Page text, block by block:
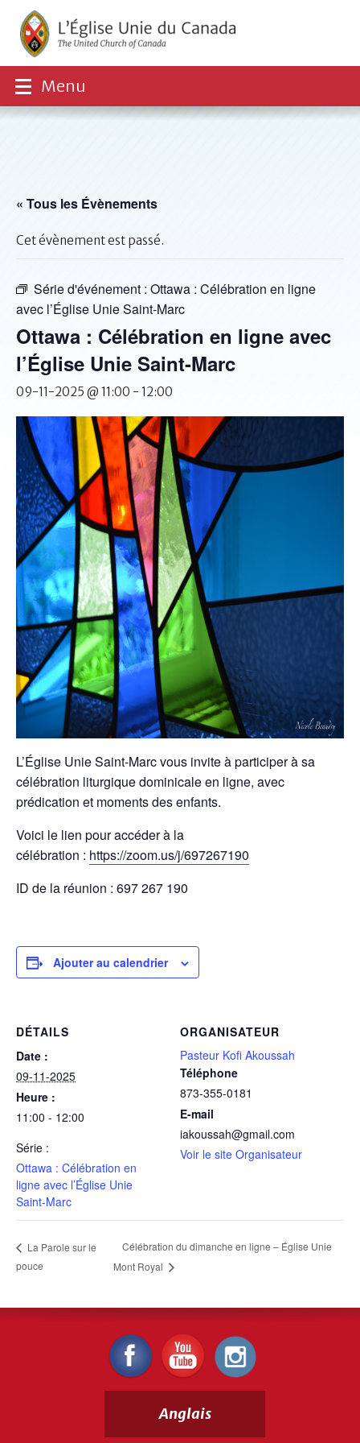
Menu
« Tous les Évènements
Cet évènement est passé.
Série d'événement : Ottawa : Célébration en ligne
avec l’Église Unie Saint-Marc
Ottawa : Célébration en ligne avec
l’Église Unie Saint-Marc
09-11-2025 @ 11:00 - 12:00
L’Église Unie Saint-Marc vous invite à participer à sa
célébration liturgique dominicale en ligne, avec
prédication et moments des enfants.
Voici le lien pour accéder à la
célébration : https://zoom.us/j/697267190
ID de la réunion : 697 267 190
Ajouter au calendrier
DÉTAILS
Date :
09-11-2025
Heure :
11:00 - 12:00
Série :
Ottawa : Célébration en
ligne avec l’Église Unie
Saint-Marc
ORGANISATEUR
Pasteur Kofi Akoussah
Téléphone
873-355-0181
E-mail
iakoussah@gmail.com
Voir le site Organisateur
La Parole sur le
pouce
Célébration du dimanche en ligne – Église Unie
Mont Royal
Anglais